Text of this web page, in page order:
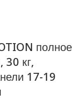
полное
30 кг,
17-19